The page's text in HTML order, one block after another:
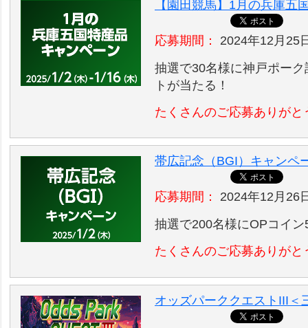
【園田競馬】1月の兵庫五
応募期間：
2024年12月25
抽選で30名様に神戸ポー
トが当たる！
たくさんのご応募ありがと
帯広記念（BGI）キャンペ
応募期間：
2024年12月26
抽選で200名様にOPコイ
たくさんのご応募ありがと
オッズパーククエストIII＜